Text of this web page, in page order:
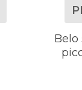
Belo